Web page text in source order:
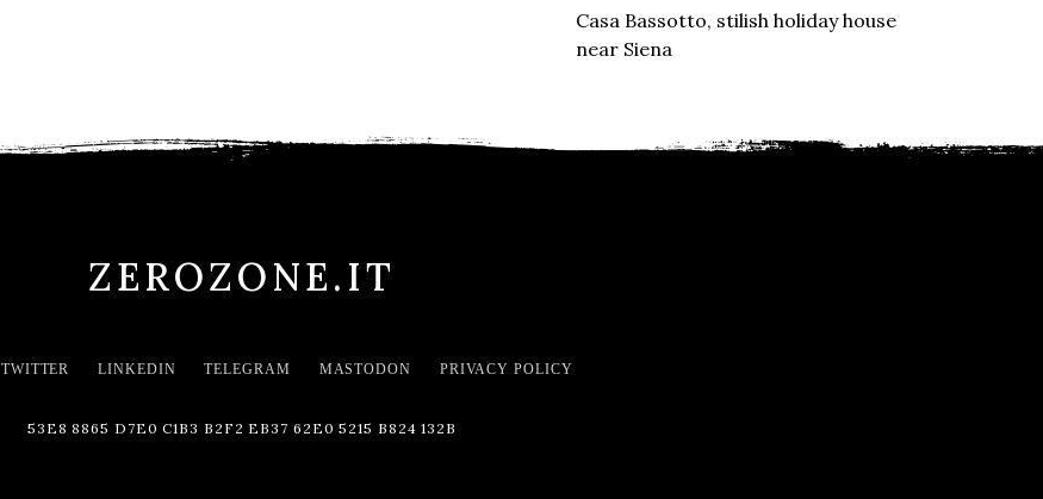
Casa Bassotto, stilish holiday house
near Siena
ZEROZONE.IT
TWITTER LINKEDIN TELEGRAM MASTODON PRIVACY POLICY
53E8 8865 D7E0 C1B3 B2F2 EB37 62E0 5215 B824 132B